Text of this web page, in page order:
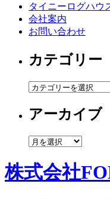
タイニーログハウ
会社案内
お問い合わせ
カテゴリー
カ
ゴ
ー
アーカイブ
ア
カ
イ
株式会社